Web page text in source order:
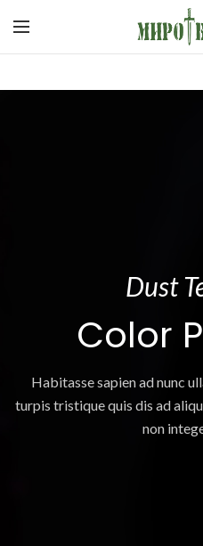
Dust
Color
Habitasse sapien ad nunc
turpis tristique quis dis ad
non